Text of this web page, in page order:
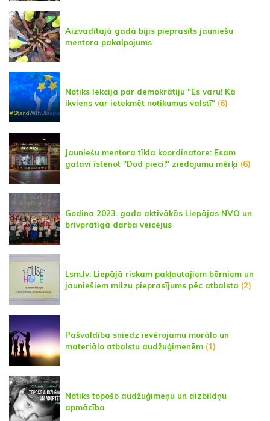
Aizvadītajā gadā bijis pieprasīts jauniešu
mentora pakalpojums
Notiks lekcija par demokrātiju "Es varu! Kā
ikviens var ietekmēt notikumus valstī" (6)
Jauniešu mentora tīkla koordinatore: Esam
gatavi īstenot "Dod pieci!" ziedojumu mērķi (6)
Godina 2023. gada aktīvākās Liepājas NVO un
brīvprātīgā darba veicējus
Lsm.lv: Liepājā riskam pakļautajiem bērniem un
jauniešiem milzu pieprasījums pēc atbalsta (2)
Pašvaldība sniedz ievērojamu morālo un
materiālo atbalstu audžuģimenēm (1)
Notiks topošo audžuģimeņu un aizbildņu
apmācība